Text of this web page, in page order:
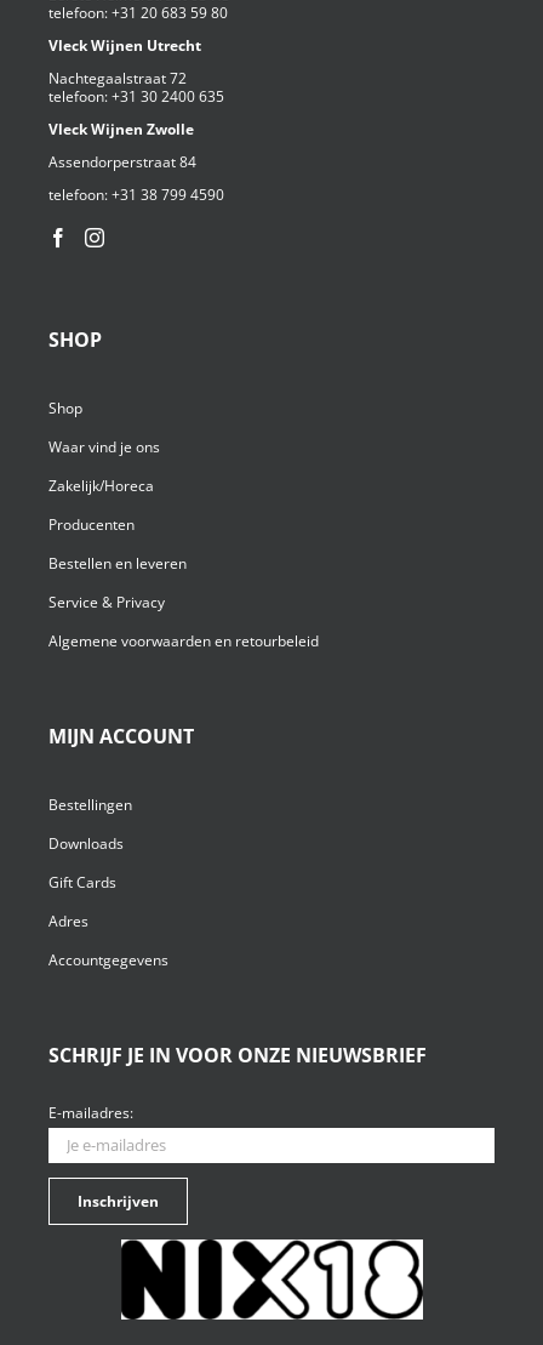
telefoon:+31 20 683 59 80
Vleck Wijnen Utrecht
Nachtegaalstraat 72
telefoon:+31 30 2400 635
Vleck Wijnen Zwolle
Assendorperstraat 84
telefoon:+31 38 799 4590⁩
SHOP
Shop
Waar vind je ons
Zakelijk/Horeca
Producenten
Bestellen en leveren
Service & Privacy
Algemene voorwaarden en retourbeleid
MIJN ACCOUNT
Bestellingen
Downloads
Gift Cards
Adres
Accountgegevens
SCHRIJF JE IN VOOR ONZE NIEUWSBRIEF
E-mailadres: